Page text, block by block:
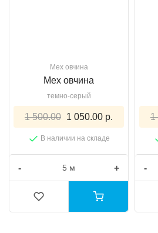
Мех овчина
Мех овчина
темно-серый
1 500.00 1 050.00 р.
В наличии на складе
- +
1
-